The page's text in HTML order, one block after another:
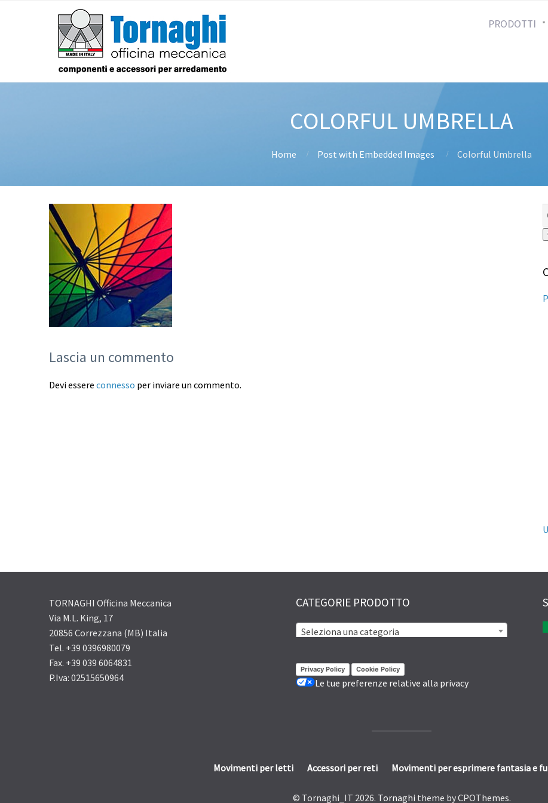
PRODOTTI
COLORFUL UMBRELLA
Home Post with Embedded Images Colorful Umbrella
Lascia un commento
Devi essere connesso per inviare un commento.
TORNAGHI Officina Meccanica
Via M.L. King, 17
20856 Correzzana (MB) Italia
Tel. +39 0396980079
Fax. +39 039 6064831
P.Iva: 02515650964
CATEGORIE PRODOTTO
Seleziona una categoria
Privacy Policy Cookie Policy
Le tue preferenze relative alla privacy
Movimenti per letti Accessori per reti Movimenti per esprimere fantasia e
© Tornaghi_IT 2026. Tornaghi theme by CPOThemes.